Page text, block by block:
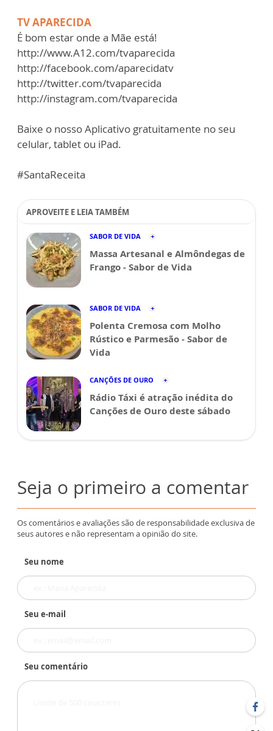
TV APARECIDA
É bom estar onde a Mãe está!
http://www.A12.com/tvaparecida
http://facebook.com/aparecidatv
http://twitter.com/tvaparecida
http://instagram.com/tvaparecida
Baixe o nosso Aplicativo gratuitamente no seu
celular, tablet ou iPad.
#SantaReceita
APROVEITE E LEIA TAMBÉM
SABOR DE VIDA
Massa Artesanal e Almôndegas de
Frango - Sabor de Vida
SABOR DE VIDA
Polenta Cremosa com Molho
Rústico e Parmesão - Sabor de
Vida
CANÇÕES DE OURO
Rádio Táxi é atração inédita do
Canções de Ouro deste sábado
Seja o primeiro a comentar
Os comentários e avaliações são de responsabilidade exclusiva de
seus autores e não representam a opinião do site.
Seu nome
Seu e-mail
Seu comentário